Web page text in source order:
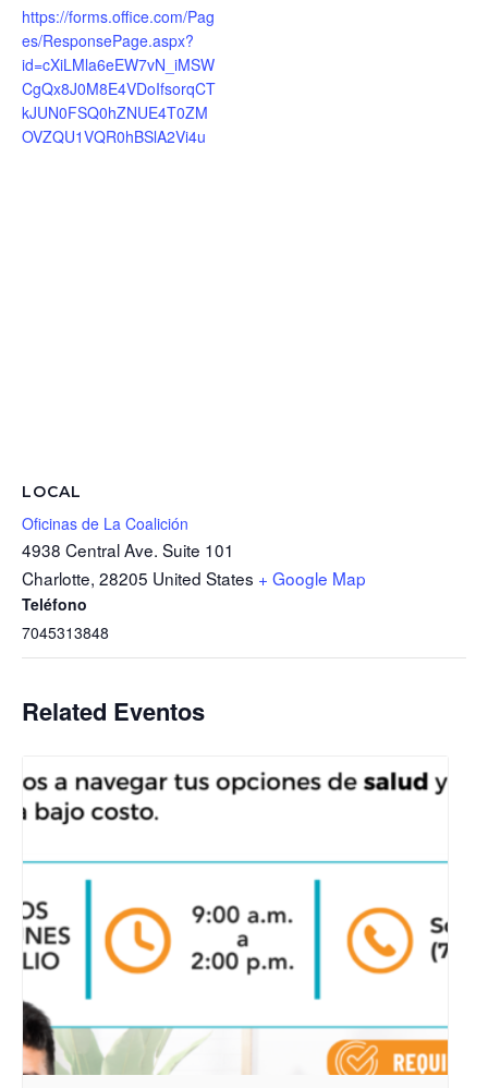
https://forms.office.com/Pag
es/ResponsePage.aspx?
id=cXiLMla6eEW7vN_iMSW
CgQx8J0M8E4VDoIfsorqCT
kJUN0FSQ0hZNUE4T0ZM
OVZQU1VQR0hBSlA2Vi4u
LOCAL
Oficinas de La Coalición
4938 Central Ave. Suite 101
Charlotte, 28205 United States + Google Map
Teléfono
7045313848
Related Eventos